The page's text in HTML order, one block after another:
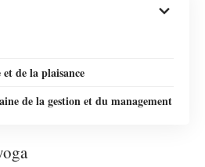
de la plaisance
de la gestion et du management